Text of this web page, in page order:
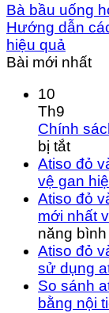
Bà bầu uống
Hướng dẫn
hiệu quả
Bài mới nhất
10
Th9
Chính
bị tắtở
sách
thanh
toán
Atiso đỏ
vệ gan
Atiso đỏ
mới nhất
năng
Atiso đỏ
sử dụng
So sánh
bằng nội